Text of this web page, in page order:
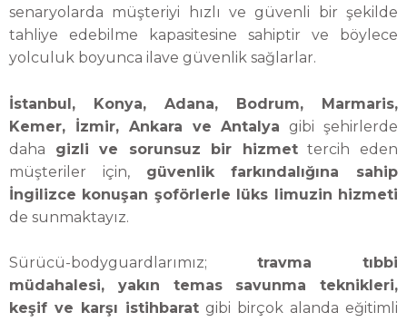
senaryolarda müşteriyi hızlı ve güvenli bir şekilde
tahliye edebilme kapasitesine sahiptir ve böylece
yolculuk boyunca ilave güvenlik sağlarlar.
İstanbul, Konya, Adana, Bodrum, Marmaris,
Kemer, İzmir, Ankara ve Antalya gibi şehirlerde
daha gizli ve sorunsuz bir hizmettercih eden
müşteriler için, güvenlik farkındalığına sahip
İngilizce konuşan şoförlerle lüks limuzin hizmeti
de sunmaktayız.
Sürücü-bodyguardlarımız; travma tıbbi
müdahalesi, yakın temas savunma teknikleri,
keşif ve karşı istihbarat gibi birçok alanda eğitimli